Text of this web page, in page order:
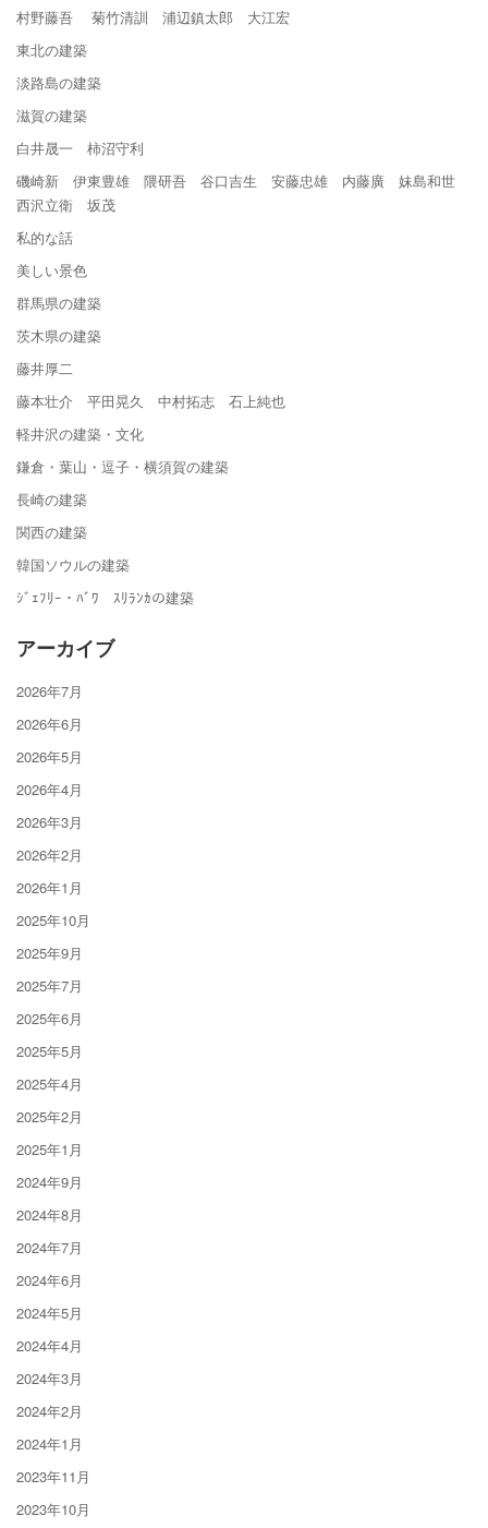
村野藤吾 菊竹清訓 浦辺鎮太郎 大江宏
東北の建築
淡路島の建築
滋賀の建築
白井晟一 柿沼守利
磯崎新 伊東豊雄 隈研吾 谷口吉生 安藤忠雄 内藤廣 妹島和世
西沢立衛 坂茂
私的な話
美しい景色
群馬県の建築
茨木県の建築
藤井厚二
藤本壮介 平田晃久 中村拓志 石上純也
軽井沢の建築・文化
鎌倉・葉山・逗子・横須賀の建築
長崎の建築
関西の建築
韓国ソウルの建築
ｼﾞｪﾌﾘｰ・ﾊﾞﾜ ｽﾘﾗﾝｶの建築
アーカイブ
2026年7月
2026年6月
2026年5月
2026年4月
2026年3月
2026年2月
2026年1月
2025年10月
2025年9月
2025年7月
2025年6月
2025年5月
2025年4月
2025年2月
2025年1月
2024年9月
2024年8月
2024年7月
2024年6月
2024年5月
2024年4月
2024年3月
2024年2月
2024年1月
2023年11月
2023年10月